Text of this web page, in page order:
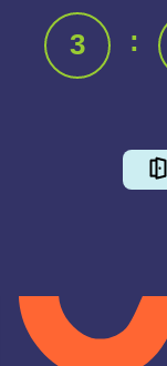
3 :